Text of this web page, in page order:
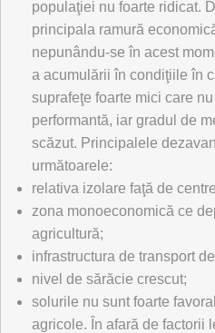
populaţiei nu foarte ridicat.
principala ramură
nepunându-se în acest
a acumulării în condiţiile în
suprafeţe foarte mici care
performantă, iar gradul de
scăzut. Principalele
următoarele:
relativa izolare faţă de
zona monoeconomică ce
agricultură;
infrastructura de transport
nivel de sărăcie crescut;
solurile nu sunt foarte
agricole. În afară de factorii